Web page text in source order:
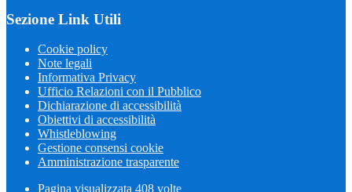
Sezione Link Utili
Cookie policy
Note legali
Informativa Privacy
Ufficio Relazioni con il Pubblico
Dichiarazione di accessibilità
Obiettivi di accessibilità
Whistleblowing
Gestione consensi cookie
Amministrazione trasparente
Pagina visualizzata 408 volte